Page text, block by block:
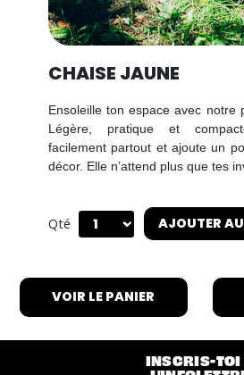
CHAISE JAUNE
Ensoleille ton espace avec notre
Légère, pratique et
facilement partout et ajoute un
décor. Elle n’attend plus que tes
Qté AJOUTER
VOIR LE PANIER
INSCRIS-TOI